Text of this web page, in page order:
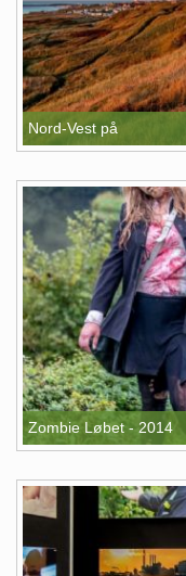
Nord-Vest på
Zombie Løbet - 2014